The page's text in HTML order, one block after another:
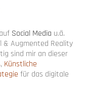
Social Media u.ä.
& Augmented Reality
sind mir an dieser
, Künstliche
für das digitale